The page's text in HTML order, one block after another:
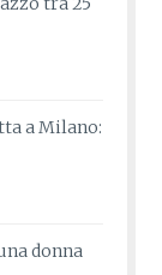
a Milano:
donna